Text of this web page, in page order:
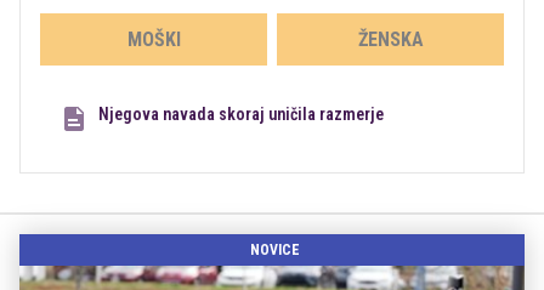
MOŠKI ŽENSKA
Njegova navada skoraj uničila razmerje
NOVICE